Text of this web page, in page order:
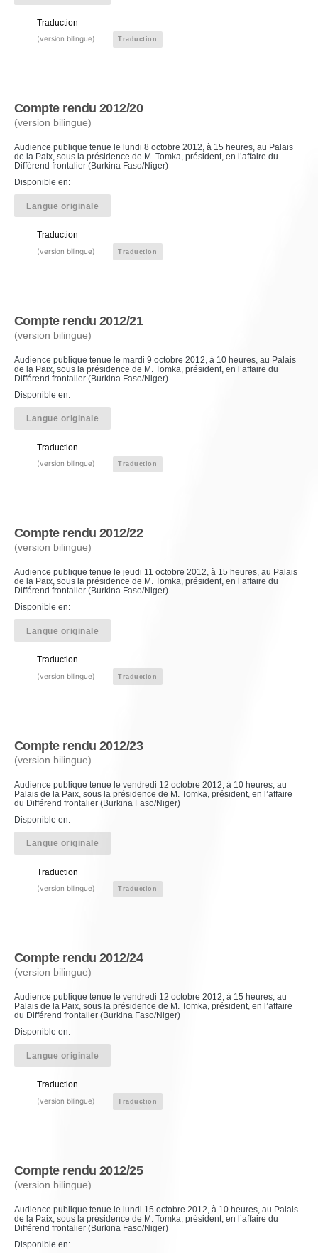
Traduction
(version bilingue) Traduction
Compte rendu 2012/20
(version bilingue)
Audience publique tenue le lundi 8 octobre 2012, à 15 heures, au Palais
de la Paix, sous la présidence de M. Tomka, président, en l’affaire du
Différend frontalier (Burkina Faso/Niger)
Disponible en:
Langue originale
Traduction
(version bilingue) Traduction
Compte rendu 2012/21
(version bilingue)
Audience publique tenue le mardi 9 octobre 2012, à 10 heures, au Palais
de la Paix, sous la présidence de M. Tomka, président, en l’affaire du
Différend frontalier (Burkina Faso/Niger)
Disponible en:
Langue originale
Traduction
(version bilingue) Traduction
Compte rendu 2012/22
(version bilingue)
Audience publique tenue le jeudi 11 octobre 2012, à 15 heures, au Palais
de la Paix, sous la présidence de M. Tomka, président, en l’affaire du
Différend frontalier (Burkina Faso/Niger)
Disponible en:
Langue originale
Traduction
(version bilingue) Traduction
Compte rendu 2012/23
(version bilingue)
Audience publique tenue le vendredi 12 octobre 2012, à 10 heures, au
Palais de la Paix, sous la présidence de M. Tomka, président, en l’affaire
du Différend frontalier (Burkina Faso/Niger)
Disponible en:
Langue originale
Traduction
(version bilingue) Traduction
Compte rendu 2012/24
(version bilingue)
Audience publique tenue le vendredi 12 octobre 2012, à 15 heures, au
Palais de la Paix, sous la présidence de M. Tomka, président, en l’affaire
du Différend frontalier (Burkina Faso/Niger)
Disponible en:
Langue originale
Traduction
(version bilingue) Traduction
Compte rendu 2012/25
(version bilingue)
Audience publique tenue le lundi 15 octobre 2012, à 10 heures, au Palais
de la Paix, sous la présidence de M. Tomka, président, en l’affaire du
Différend frontalier (Burkina Faso/Niger)
Disponible en: